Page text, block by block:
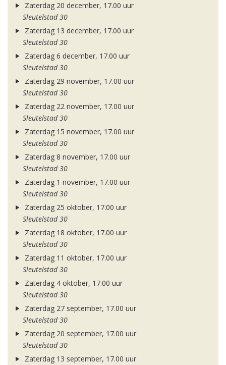
Zaterdag 20 december, 17.00 uur
Sleutelstad 30
Zaterdag 13 december, 17.00 uur
Sleutelstad 30
Zaterdag 6 december, 17.00 uur
Sleutelstad 30
Zaterdag 29 november, 17.00 uur
Sleutelstad 30
Zaterdag 22 november, 17.00 uur
Sleutelstad 30
Zaterdag 15 november, 17.00 uur
Sleutelstad 30
Zaterdag 8 november, 17.00 uur
Sleutelstad 30
Zaterdag 1 november, 17.00 uur
Sleutelstad 30
Zaterdag 25 oktober, 17.00 uur
Sleutelstad 30
Zaterdag 18 oktober, 17.00 uur
Sleutelstad 30
Zaterdag 11 oktober, 17.00 uur
Sleutelstad 30
Zaterdag 4 oktober, 17.00 uur
Sleutelstad 30
Zaterdag 27 september, 17.00 uur
Sleutelstad 30
Zaterdag 20 september, 17.00 uur
Sleutelstad 30
Zaterdag 13 september, 17.00 uur